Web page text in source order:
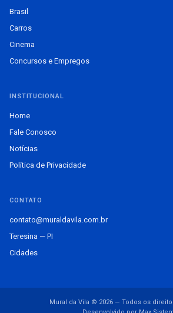
Brasil
Carros
Cinema
Concursos e Empregos
INSTITUCIONAL
Home
Fale Conosco
Notícias
Política de Privacidade
CONTATO
contato@muraldavila.com.br
Teresina — PI
Cidades
Mural da Vila © 2026 — Todos os